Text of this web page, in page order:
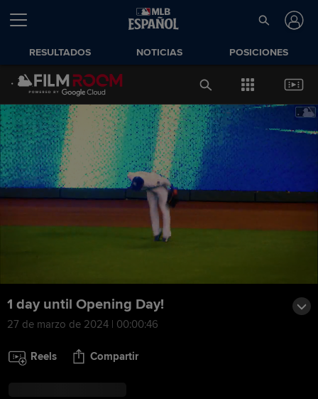
RESULTADOS NOTICIAS POSICIONES
1 day until Opening Day!
27 de marzo de 2024 | 00:00:46
Reels Compartir